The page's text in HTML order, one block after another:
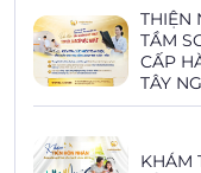
THIỆN
TẦM
CẤP
TÂY
KHÁM